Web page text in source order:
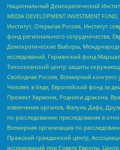
Национальный Демократический
MEDIA DEVELOPMENT INVESTMENT
Институт, Открытая Россия, Институт
фонд регионального сотрудничества,
Демократические Выборы,
исследований, Германский фонд
Тихоокеанский центр защиты
Свободная Россия, Всемирный конгресс
Человек в беде, Европейский фонд за
Прожект Хармони, Родники дракона,
извлечения органов, Фалунь Дафа,
по расследованию преследования в
Всемирная организация по
Пражский гражданский центр,
исследований при Совете Европы,